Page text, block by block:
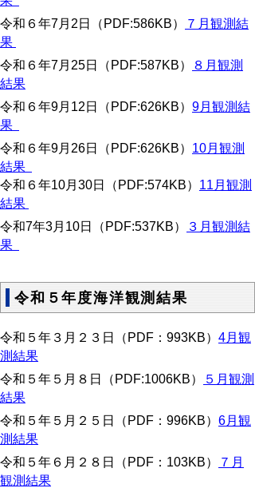
令和６年7月2日（PDF:586KB）
７月観測結
果
令和６年7月25日（PDF:587KB）
８月観測
結果
令和６年9月12日（PDF:626KB） 9月観測結
果
令和６年9月26日（PDF:626KB） 10月観測
結果
令和６年10月30日（PDF:574KB） 11月観測
結果
令和7年3月10日
（PDF:537KB）
３月観測結
果
令和５年度海洋観測結果
令和５年３月２３日（PDF：993KB） 4月観
測結果
令和５年５月８日（PDF:1006KB）
５月観測
結果
令和５年５月２５日（PDF：996KB） 6月観
測結果
令和５年６月２８日（PDF：103KB）
７月
観測結果